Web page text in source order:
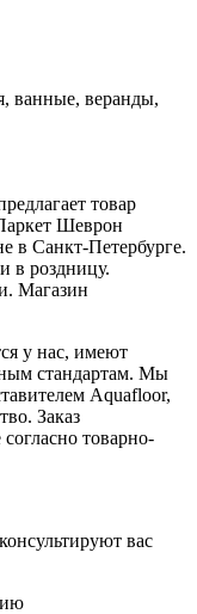
ванные, веранды,
товар
Шеврон
в Санкт-Петербурге.
в роздницу.
Магазин
у нас, имеют
стандартам. Мы
Aquafloor,
Заказ
согласно товарно-
вас